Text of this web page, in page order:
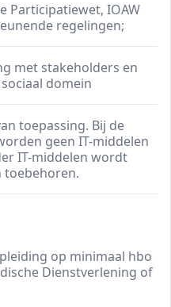
Participatiewet, IOAW
regelingen;
met stakeholders en
domein
toepassing. Bij de
geen IT-middelen
IT-middelen wordt
toebehoren.
op minimaal hbo
Dienstverlening of